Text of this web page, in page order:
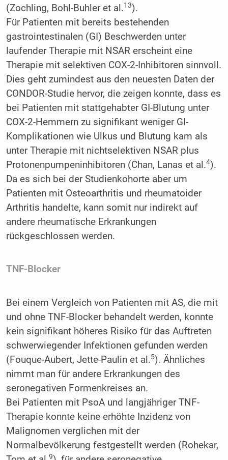
(Zochling, Bohl-Buhler et al.13).
Für Patienten mit bereits bestehenden
gastrointestinalen (GI) Beschwerden unter
laufender Therapie mit NSAR erscheint eine
Therapie mit selektiven COX-2-Inhibitoren sinnvoll.
Dies geht zumindest aus den neuesten Daten der
CONDOR-Studie hervor, die zeigen konnte, dass es
bei Patienten mit stattgehabter GI-Blutung unter
COX-2-Hemmern zu signifikant weniger GI-
Komplikationen wie Ulkus und Blutung kam als
unter Therapie mit nichtselektiven NSAR plus
Protonenpumpeninhibitoren (Chan, Lanas et al.4).
Da es sich bei der Studienkohorte aber um
Patienten mit Osteoarthritis und rheumatoider
Arthritis handelte, kann somit nur indirekt auf
andere rheumatische Erkrankungen
rückgeschlossen werden.
TNF-Blocker
Bei einem Vergleich von Patienten mit AS, die mit
und ohne TNF-Blocker behandelt werden, konnte
kein signifikant höheres Risiko für das Auftreten
schwerwiegender Infektionen gefunden werden
(Fouque-Aubert, Jette-Paulin et al.5). Ähnliches
nimmt man für andere Erkrankungen des
seronegativen Formenkreises an.
Bei Patienten mit PsoA und langjähriger TNF-
Therapie konnte keine erhöhte Inzidenz von
Malignomen verglichen mit der
Normalbevölkerung festgestellt werden (Rohekar,
9